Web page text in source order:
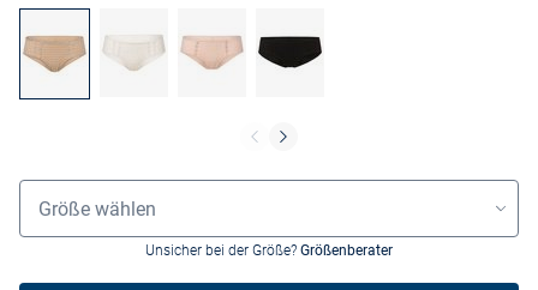
Grössenauswahl
Größe wählen
Unsicher bei der Größe? Größenberater